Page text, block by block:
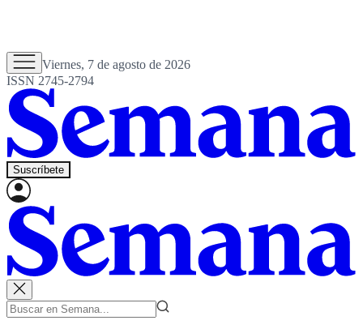
Viernes, 7 de agosto de 2026
ISSN 2745-2794
Suscríbete